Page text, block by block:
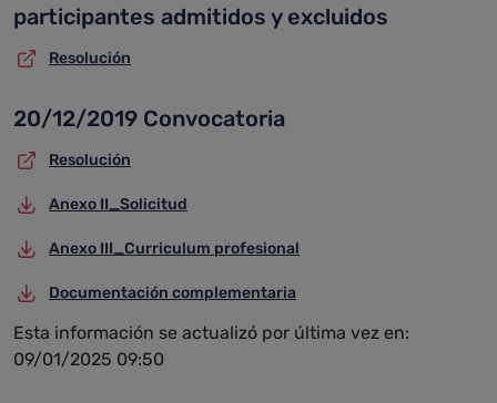
participantes admitidos y excluidos
Resolución
20/12/2019 Convocatoria
Resolución
Anexo II_Solicitud
Anexo III_Curriculum profesional
Documentación complementaria
Esta información se actualizó por última vez en:
09/01/2025 09:50